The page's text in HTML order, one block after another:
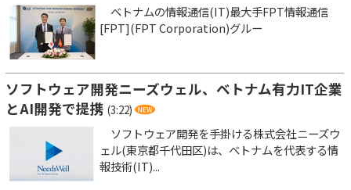
ベトナムの情報通信(IT)最大手FPT情報通信
[FPT](FPT Corporation)グルー
ソフトウェア開発ニーズウェル、ベトナム有力IT企業
とAI開発で提携 (3:22)
ソフトウェア開発を手掛ける株式会社ニーズウ
ェル(東京都千代田区)は、ベトナムを代表する情
報技術(IT)...